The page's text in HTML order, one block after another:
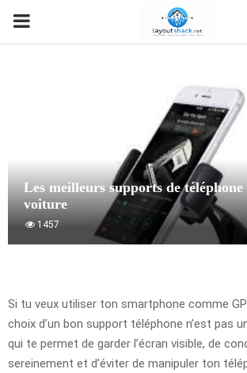
PRIMARY
Les meilleurs supports de
voiture
1457
Si tu veux utiliser ton smartphone comme
choix d’un bon support téléphone n’est pas
qui te permet de garder l’écran visible, de
sereinement et d’éviter de manipuler ton